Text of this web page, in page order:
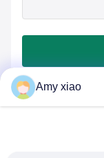
Amy xiao